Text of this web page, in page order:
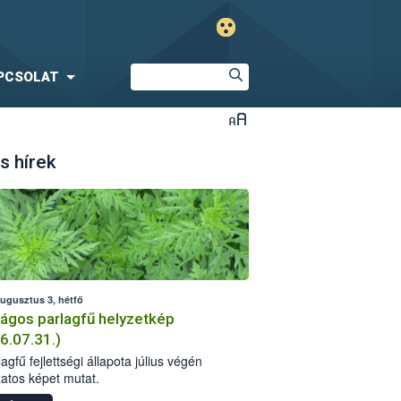
hírek
3, hétfő
parlagfű helyzetkép
fejlettségi állapota július végén
képet mutat.